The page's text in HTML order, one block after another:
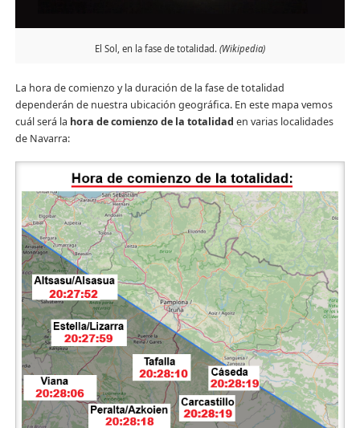
El Sol, en la fase de totalidad. (Wikipedia)
La hora de comienzo y la duración de la fase de totalidad
dependerán de nuestra ubicación geográfica. En este mapa vemos
cuál será la hora de comienzode la totalidad en varias localidades
de Navarra: